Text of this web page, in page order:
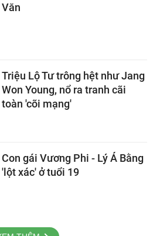
Văn
Triệu Lộ Tư trông hệt như Jang
Won Young, nổ ra tranh cãi
toàn 'cõi mạng'
Con gái Vương Phi - Lý Á Bằng
'lột xác' ở tuổi 19